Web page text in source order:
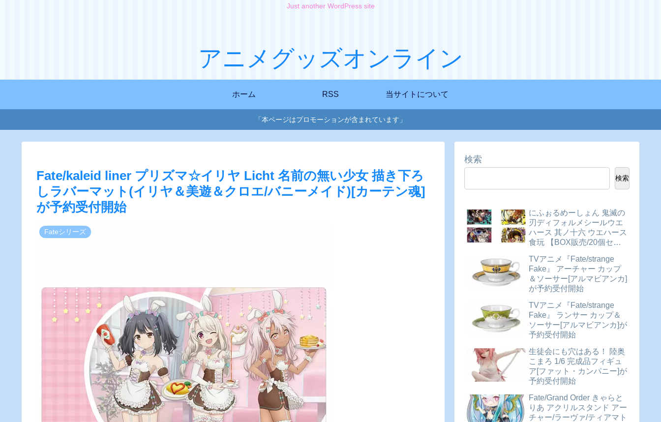
Just another WordPress site
アニメグッズオンライン
ホーム RSS 当サイトについて
「本ページはプロモーションが含まれています」
Fate/kaleid liner プリズマ☆イリヤ Licht 名前の無い少女 描き下ろ
しラバーマット(イリヤ＆美遊＆クロエ/バニーメイド)[カーテン魂]
が予約受付開始
Fateシリーズ
検索
検索
にふぉるめーしょん 鬼滅の
刃ディフォルメシールウエ
ハース 其ノ十六 ウエハース
食玩 【BOX販売/20個セッ
TVアニメ『Fate/strange
Fake』 アーチャー カップ
＆ソーサー[アルマビアンカ]
が予約受付開始
TVアニメ『Fate/strange
Fake』 ランサー カップ＆
ソーサー[アルマビアンカ]が
予約受付開始
生徒会にも穴はある！ 陸奥
こまろ 1/6 完成品フィギュ
ア[ファット・カンパニー]が
予約受付開始
Fate/Grand Order きゃらと
りあ アクリルスタンド アー
チャー/ラーヴァ/ティアマト